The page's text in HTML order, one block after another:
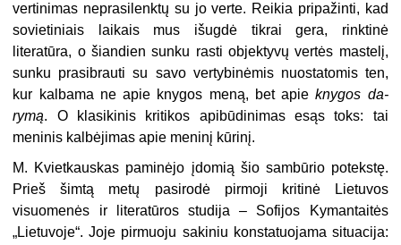
vertinimas neprasilenktų su jo verte. Reikia pripažinti, kad
sovietiniais laikais mus išugdė tikrai gera, rinktinė
literatūra, o šiandien sunku rasti objektyvų vertės mastelį,
sunku prasibrauti su savo verty­binėmis nuostatomis ten,
kur kalbama ne apie knygos meną, bet apieknygos da­
rymą. O klasikinis kritikos apibūdinimas esąs toks: tai
meninis kalbėjimas apie meninį kūrinį.
M. Kvietkauskas paminėjo įdomią šio sambūrio potekstę.
Prieš šimtą metų pasirodė pirmoji kritinė Lietuvos
visuomenės ir literatūros studija – Sofijos Ky­mantaitės
„Lietuvoje“. Joje pirmuoju sakiniu konstatuojama situacija: